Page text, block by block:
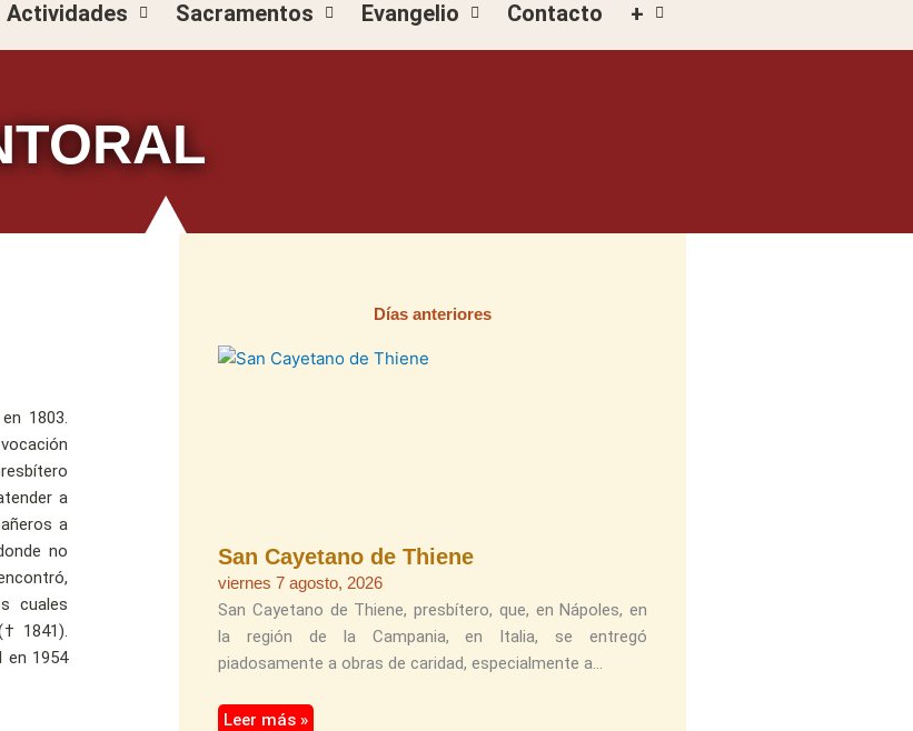
Actividades Sacramentos Evangelio Contacto +
1803.
a
a
no
cuales
1841).
en 1954
Días anteriores
San Cayetano de Thiene
viernes 7 agosto, 2026
San Cayetano de Thiene, presbítero, que, en Nápoles, en
la región de la Campania, en Italia, se entregó
piadosamente a obras de caridad, especialmente a
Leer más »
Página
PáginaPágina